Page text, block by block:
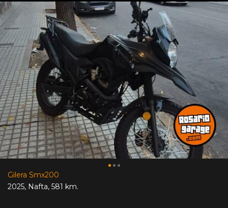
Gilera Smx200
2025, Nafta, 581 km.